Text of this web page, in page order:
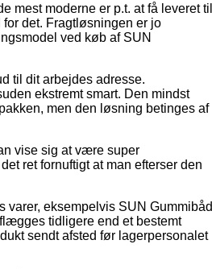
mest moderne er p.t. at få leveret til
det. Fragtløsningen er jo
ved køb af SUN
til dit arbejdes adresse.
ekstremt smart. Den mindst
men den løsning betinges af
vise sig at være super
ret fornuftigt at man efterser den
eksempelvis SUN Gummibåd
tidligere end et bestemt
sendt afsted før lagerpersonalet